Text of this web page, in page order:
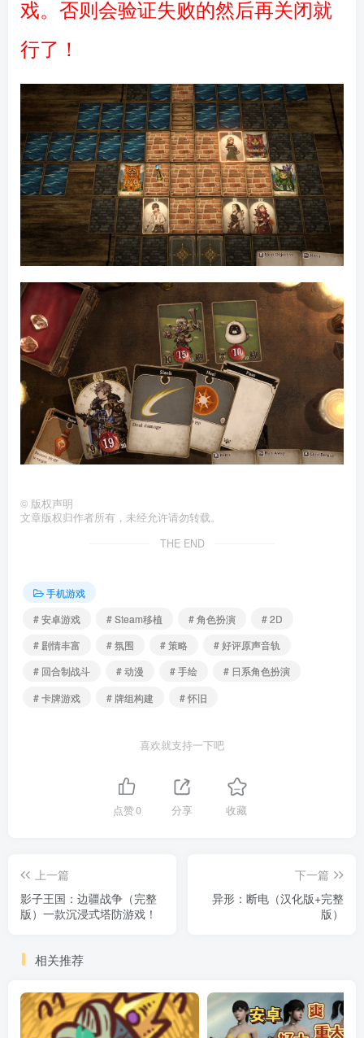
戏。否则会验证失败的然后再关闭就
行了！
© 版权声明
文章版权归作者所有，未经允许请勿转载。
THE END
手机游戏
# 安卓游戏
# Steam移植 # 角色扮演
# 2D
# 剧情丰富
# 氛围 # 策略
# 好评原声音轨
# 回合制战斗
# 动漫 # 手绘
# 日系角色扮演
# 卡牌游戏
# 牌组构建 # 怀旧
喜欢就支持一下吧
点赞0 分享 收藏
上一篇
影子王国：边疆战争（完整
版）一款沉浸式塔防游戏！
下一篇
异形：断电（汉化版+完整
版）
相关推荐